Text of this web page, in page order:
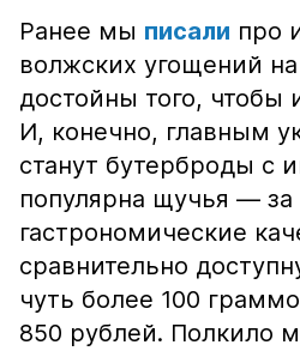
Ранее мы писали про
волжских угощений
достойны того, чтобы
И, конечно, главным
станут бутерброды с
популярна щучья — за
гастрономические
сравнительно
чуть более 100
850 рублей. Полкило